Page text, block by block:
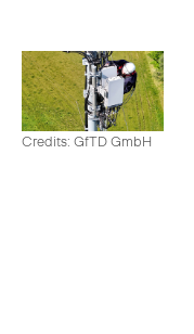
Credits: GfTD GmbH